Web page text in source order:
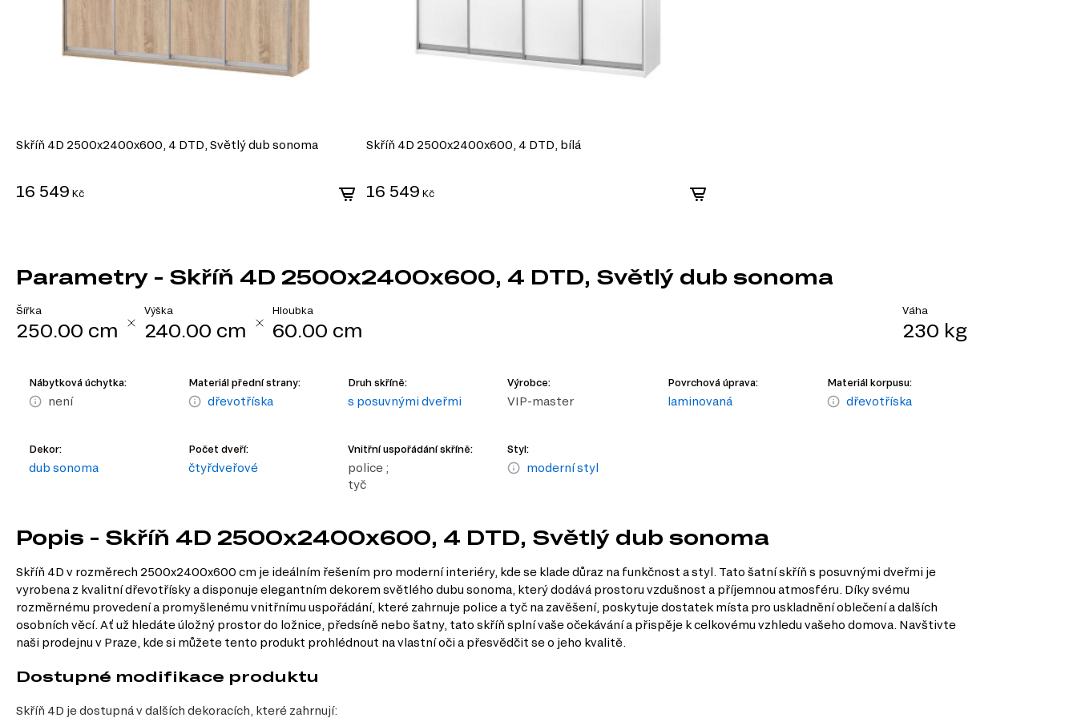
Skříň 4D 2500x2400x600, 4 DTD, Světlý dub sonoma
16 549 Kč
Skříň 4D 2500x2400x600, 4 DTD, bílá
16 549 Kč
Parametry - Skříň 4D 2500x2400x600, 4 DTD, Světlý dub sonoma
Šířka
250.00 cm
Výška
240.00 cm
Hloubka
60.00 cm
Váha
230 kg
Nábytková úchytka:
není
Materiál přední strany:
dřevotříska
Druh skříně:
s posuvnými dveřmi
Výrobce:
VIP-master
Povrchová úprava:
laminovaná
Materiál korpusu:
dřevotříska
Dekor:
dub sonoma
Počet dveří:
čtyřdveřové
Vnitřní uspořádání skříně:
police ;
tyč
Styl:
moderní styl
Popis - Skříň 4D 2500x2400x600, 4 DTD, Světlý dub sonoma
Skříň 4D v rozměrech 2500x2400x600 cm je ideálním řešením pro moderní interiéry, kde se klade důraz na funkčnost a styl. Tato šatní skříň s posuvnými dveřmi je
vyrobena z kvalitní dřevotřísky a disponuje elegantním dekorem světlého dubu sonoma, který dodává prostoru vzdušnost a příjemnou atmosféru. Díky svému
rozměrnému provedení a promyšlenému vnitřnímu uspořádání, které zahrnuje police a tyč na zavěšení, poskytuje dostatek místa pro uskladnění oblečení a dalších
osobních věcí. Ať už hledáte úložný prostor do ložnice, předsíně nebo šatny, tato skříň splní vaše očekávání a přispěje k celkovému vzhledu vašeho domova. Navštivte
naši prodejnu v Praze, kde si můžete tento produkt prohlédnout na vlastní oči a přesvědčit se o jeho kvalitě.
Dostupné modifikace produktu
Skříň 4D je dostupná v dalších dekoracích, které zahrnují: